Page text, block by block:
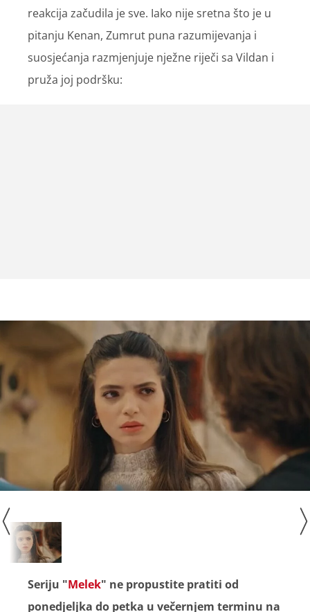
reakcija začudila je sve. Iako nije sretna što je u
pitanju Kenan, Zumrut puna razumijevanja i
suosjećanja razmjenjuje nježne riječi sa Vildan i
pruža joj podršku:
Seriju "Melek" ne propustite pratiti od
ponedjeljka do petka u večernjem terminu na